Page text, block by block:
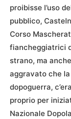
proibisse l’uso
pubblico,
Corso
fiancheggiatrici
strano, ma
aggravato che
dopoguerra,
proprio per
Nazionale